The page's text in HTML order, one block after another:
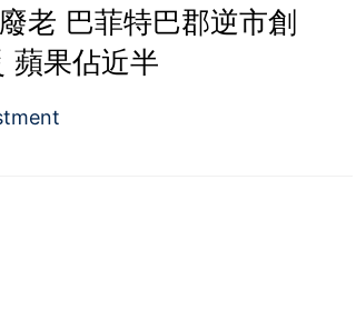
老 巴菲特巴郡逆市創
蘋果佔近半